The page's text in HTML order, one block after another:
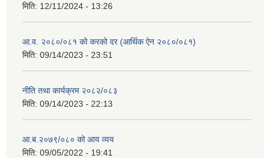
मिति: 12/11/2024 - 13:26
आ.व. २०८०/०८१ को करको दर (आर्थिक ऐन २०८०/०८१)
मिति: 09/14/2023 - 23:51
नीति तथा कार्यक्रम २०८२/०८३
मिति: 09/14/2023 - 22:13
आ.ब.२०७९/०८० को आय व्यय
मिति: 09/05/2022 - 19:41